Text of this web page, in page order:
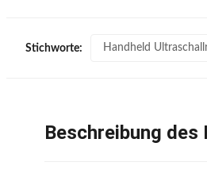
Stichworte: Handheld
Beschreibung des